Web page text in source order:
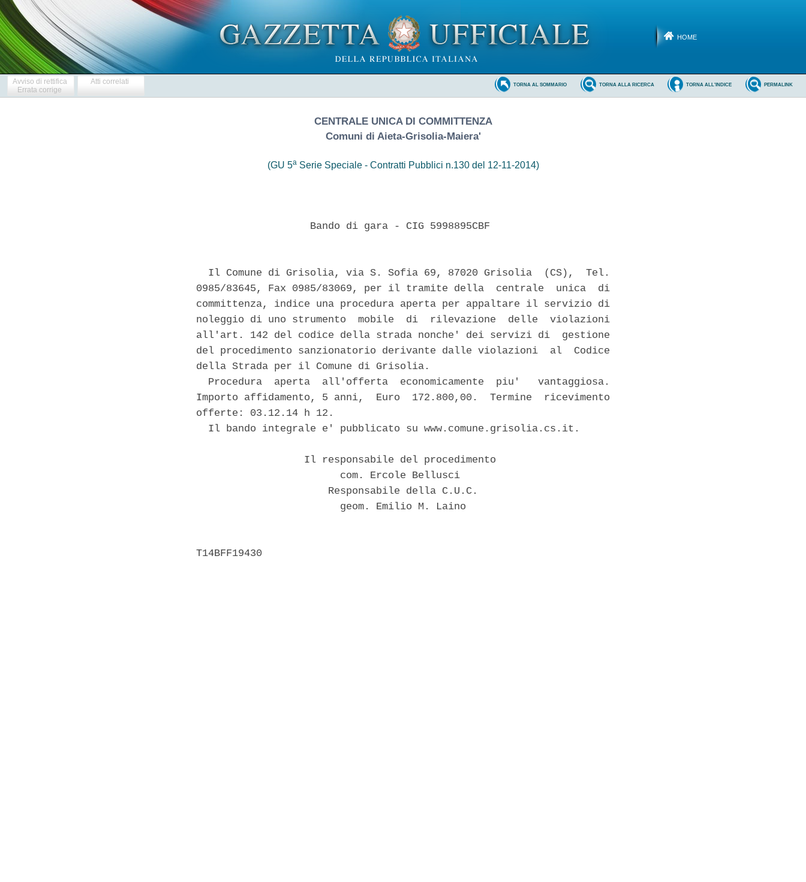
HOME
Avviso di rettifica
Errata corrige
Atti correlati PERMALINK
TORNA ALL'INDICE
TORNA ALLA RICERCA
TORNA AL SOMMARIO
CENTRALE UNICA DI COMMITTENZA
Comuni di Aieta-Grisolia-Maiera'
(GU 5aSerie Speciale - Contratti Pubblici n.130 del 12-11-2014)
                   Bando di gara - CIG 5998895CBF
  Il Comune di Grisolia, via S. Sofia 69, 87020 Grisolia  (CS),  Tel.
0985/83645, Fax 0985/83069, per il tramite della  centrale  unica  di
committenza, indice una procedura aperta per appaltare il servizio di
noleggio di uno strumento  mobile  di  rilevazione  delle  violazioni
all'art. 142 del codice della strada nonche' dei servizi di  gestione
del procedimento sanzionatorio derivante dalle violazioni  al  Codice
della Strada per il Comune di Grisolia.
  Procedura  aperta  all'offerta  economicamente  piu'   vantaggiosa.
Importo affidamento, 5 anni,  Euro  172.800,00.  Termine  ricevimento
offerte: 03.12.14 h 12.
  Il bando integrale e' pubblicato su www.comune.grisolia.cs.it.
                  Il responsabile del procedimento
                        com. Ercole Bellusci
                      Responsabile della C.U.C.
                        geom. Emilio M. Laino